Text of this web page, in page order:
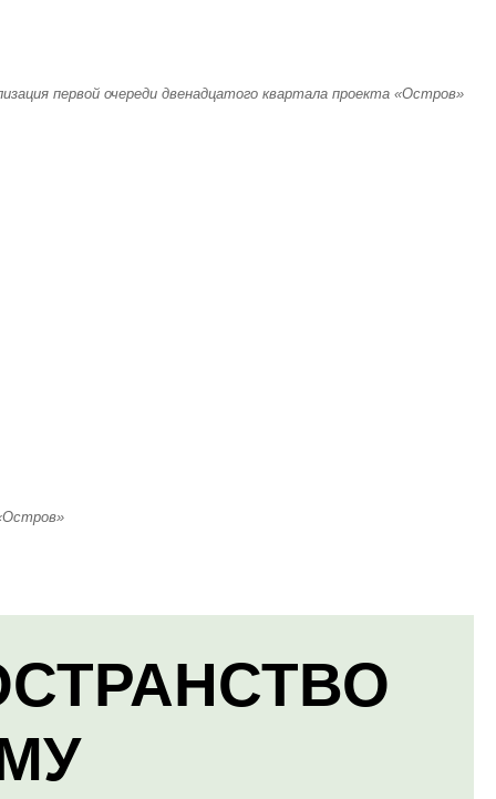
первой очереди двенадцатого квартала проекта «Остров»